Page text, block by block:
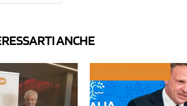
ANCHE